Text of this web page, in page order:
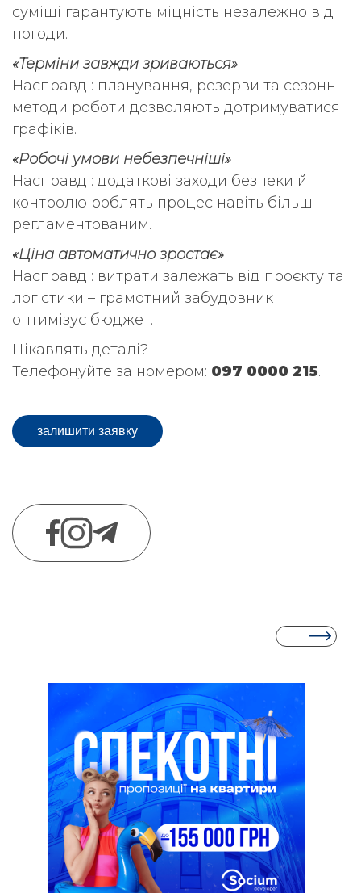
суміші гарантують міцність незалежно від
погоди.
«Терміни завжди зриваються»
Насправді: планування, резерви та сезонні
методи роботи дозволяють дотримуватися
графіків.
«Робочі умови небезпечніші»
Насправді: додаткові заходи безпеки й
контролю роблять процес навіть більш
регламентованим.
«Ціна автоматично зростає»
Насправді: витрати залежать від проєкту та
логістики – грамотний забудовник
оптимізує бюджет.
Цікавлять деталі?
Телефонуйте за номером: 097 0000 215.
залишити заявку